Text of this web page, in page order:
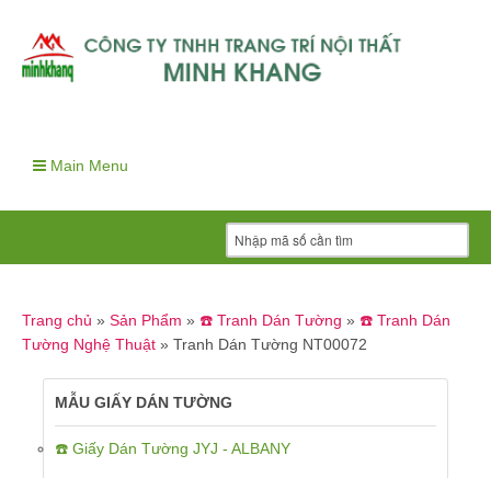
Main Menu
Trang chủ » Sản Phẩm » ☎️ Tranh Dán Tường » ☎️ Tranh Dán
Tường Nghệ Thuật » Tranh Dán Tường NT00072
MẪU GIẤY DÁN TƯỜNG
☎️ Giấy Dán Tường JYJ - ALBANY